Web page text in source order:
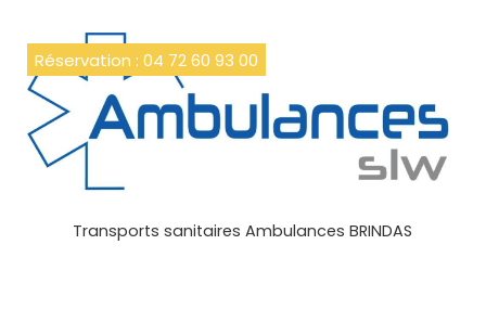
Réservation : 04 72 60 93 00
Transports sanitaires Ambulances BRINDAS